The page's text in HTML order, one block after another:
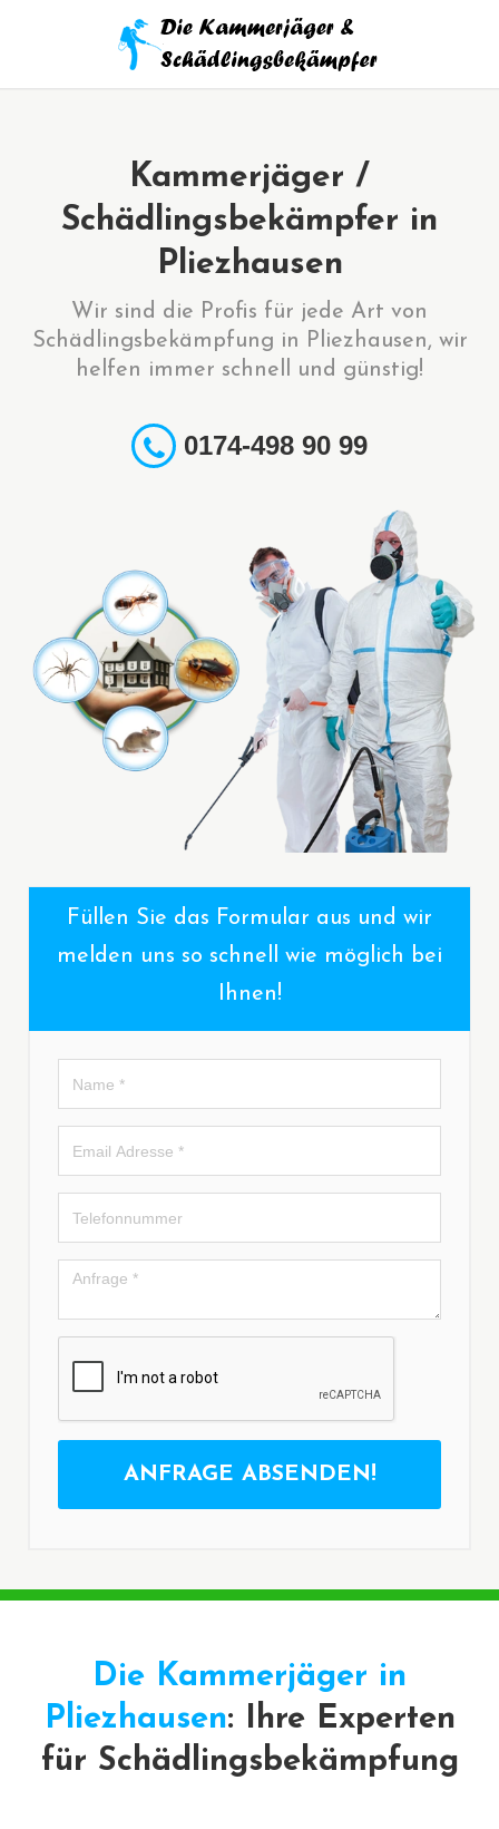
Füllen Sie das Formular aus und wir
melden uns so schnell wie möglich bei
Ihnen!
ANFRAGE ABSENDEN!
Kammerjäger /
Schädlingsbekämpfer in
Pliezhausen
Wir sind die Profis für jede Art von
Schädlingsbekämpfung in Pliezhausen, wir
helfen immer schnell und günstig!
0174-498 90 99
Die Kammerjäger in
Pliezhausen: Ihre Experten
für Schädlingsbekämpfung